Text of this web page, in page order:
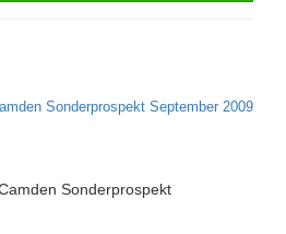
Sonderprospekt